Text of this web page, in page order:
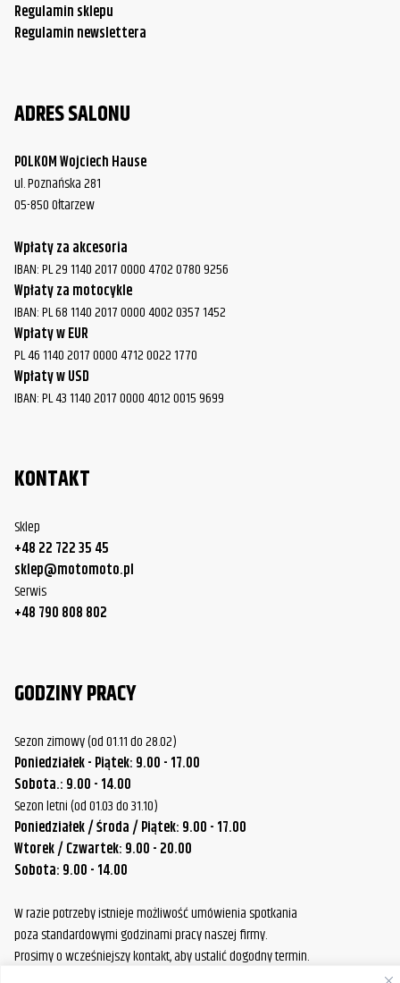
Regulamin sklepu
Regulamin newslettera
ADRES SALONU
POLKOM Wojciech Hause
ul. Poznańska 281
05-850 Ołtarzew
Wpłaty za akcesoria
IBAN: PL 29 1140 2017 0000 4702 0780 9256
Wpłaty za motocykle
IBAN: PL 68 1140 2017 0000 4002 0357 1452
Wpłaty w EUR
PL 46 1140 2017 0000 4712 0022 1770
Wpłaty w USD
IBAN: PL 43 1140 2017 0000 4012 0015 9699
KONTAKT
Sklep
+48 22 722 35 45
sklep@motomoto.pl
Serwis
+48 790 808 802
GODZINY PRACY
Sezon zimowy (od 01.11 do 28.02)
Poniedziałek - Piątek: 9.00 - 17.00
Sobota.: 9.00 - 14.00
Sezon letni (od 01.03 do 31.10)
Poniedziałek / Środa / Piątek: 9.00 - 17.00
Wtorek / Czwartek: 9.00 - 20.00
Sobota: 9.00 - 14.00
W razie potrzeby istnieje możliwość umówienia spotkania
poza standardowymi godzinami pracy naszej firmy.
Prosimy o wcześniejszy kontakt, aby ustalić dogodny termin.